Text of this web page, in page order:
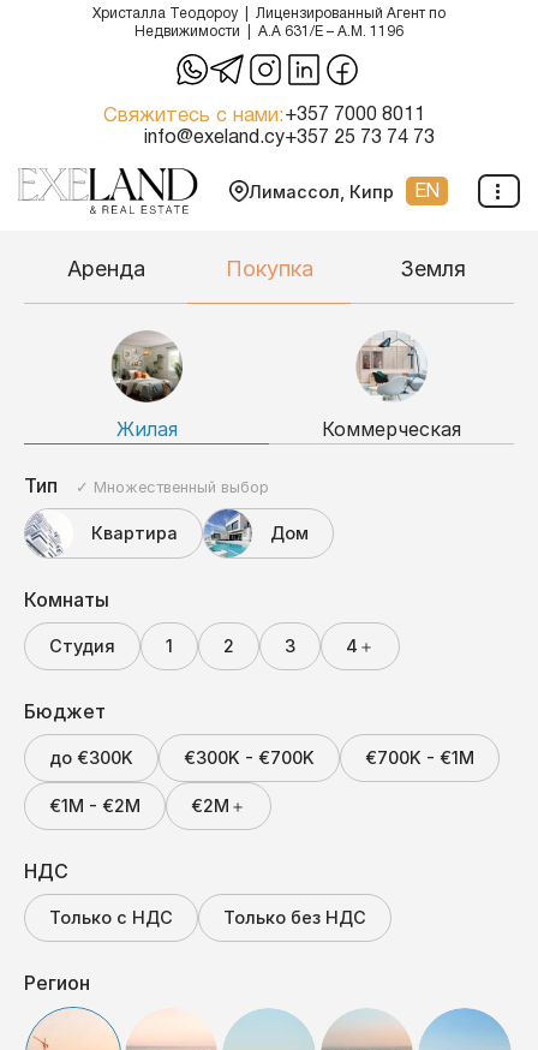
содержимому
Христалла Теодороу | Лицензированный Агент по
Недвижимости | A.A 631/E – A.M. 1196
Свяжитесь с нами:
info@exeland.cy
+357 7000 8011
+357 25 73 74 73
Лимассол, Кипр EN
Аренда Покупка Земля
Жилая Коммерческая
Тип ✓ Множественный выбор
Квартира Дом
Комнаты
Студия 1 2 3 4＋
Бюджет
до €300K €300K - €700K €700K - €1M
€1M - €2M €2M＋
НДС
Только с НДС Только без НДС
Регион